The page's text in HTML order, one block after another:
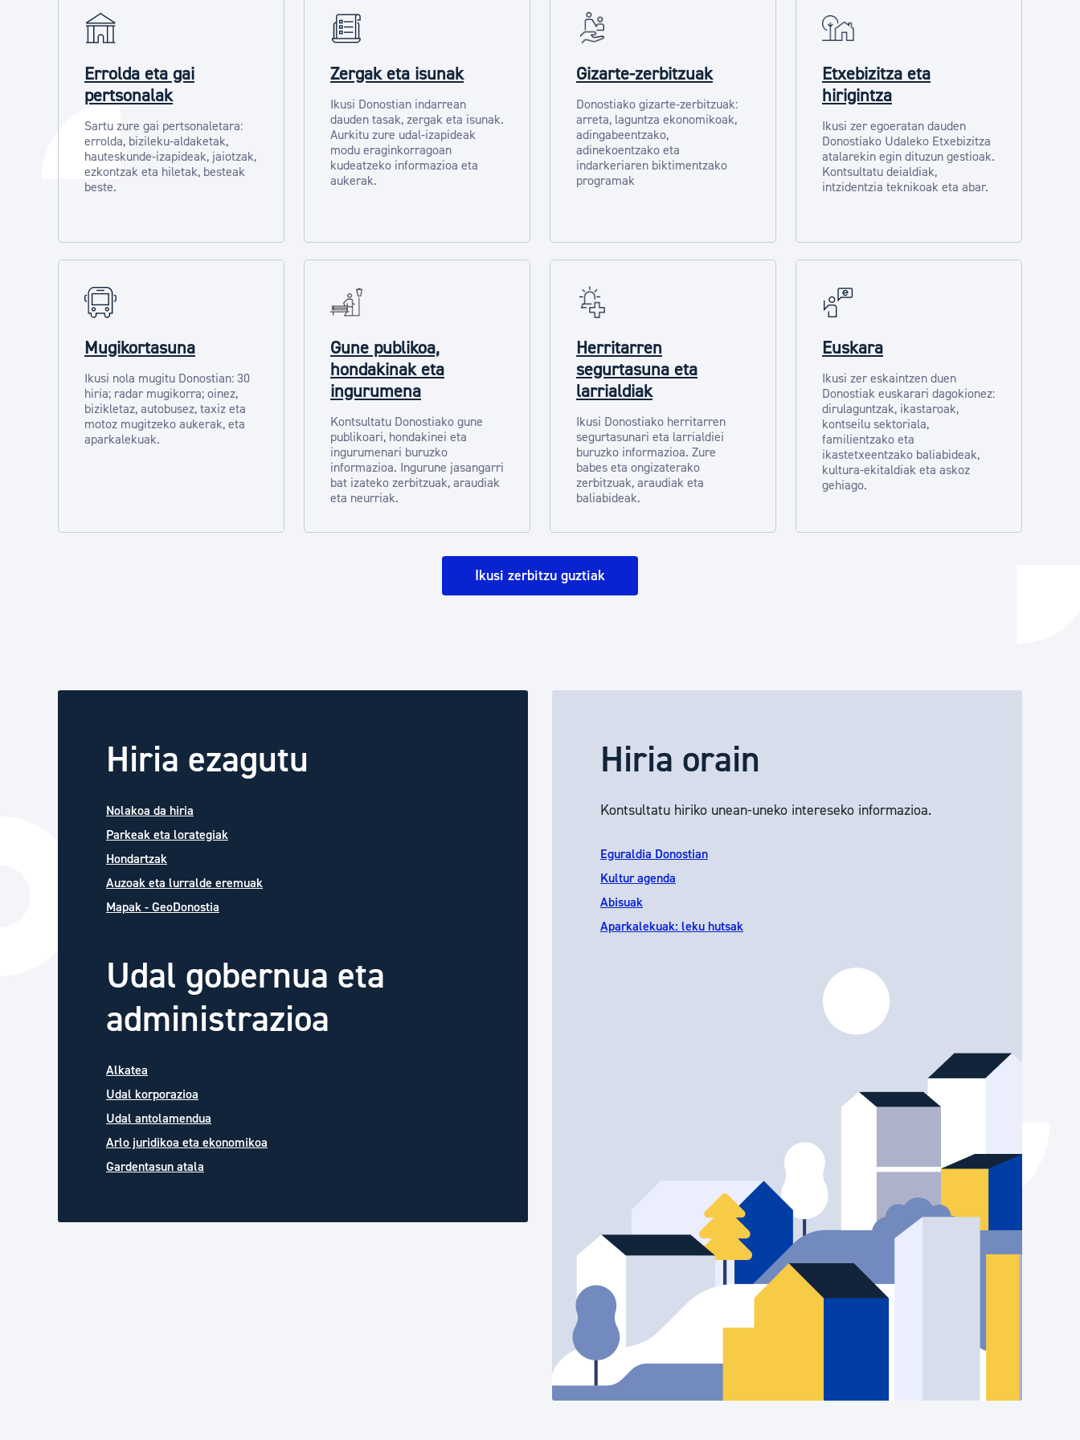
Errolda eta gai
pertsonalak
Sartu zure gai pertsonaletara:
errolda, bizileku-aldaketak,
hauteskunde-izapideak, jaiotzak,
ezkontzak eta hiletak, besteak
beste.
Zergak eta isunak
Ikusi Donostian indarrean
dauden tasak, zergak eta isunak.
Aurkitu zure udal-izapideak
modu eraginkorragoan
kudeatzeko informazioa eta
aukerak.
Gizarte-zerbitzuak
Donostiako gizarte-zerbitzuak:
arreta, laguntza ekonomikoak,
adingabeentzako,
adinekoentzako eta
indarkeriaren biktimentzako
programak
Etxebizitza eta
hirigintza
Ikusi zer egoeratan dauden
Donostiako Udaleko Etxebizitza
atalarekin egin dituzun gestioak.
Kontsultatu deialdiak,
intzidentzia teknikoak eta abar.
Mugikortasuna
Ikusi nola mugitu Donostian: 30
hiria; radar mugikorra; oinez,
bizikletaz, autobusez, taxiz eta
motoz mugitzeko aukerak, eta
aparkalekuak.
Gune publikoa,
hondakinak eta
ingurumena
Kontsultatu Donostiako gune
publikoari, hondakinei eta
ingurumenari buruzko
informazioa. Ingurune jasangarri
bat izateko zerbitzuak, araudiak
eta neurriak.
Herritarren
segurtasuna eta
larrialdiak
Ikusi Donostiako herritarren
segurtasunari eta larrialdiei
buruzko informazioa. Zure
babes eta ongizaterako
zerbitzuak, araudiak eta
baliabideak.
Euskara
Ikusi zer eskaintzen duen
Donostiak euskarari dagokionez:
dirulaguntzak, ikastaroak,
kontseilu sektoriala,
familientzako eta
ikastetxeentzako baliabideak,
kultura-ekitaldiak eta askoz
gehiago.
Ikusi zerbitzu guztiak
Hiria ezagutu
Nolakoa da hiria
Parkeak eta lorategiak
Hondartzak
Auzoak eta lurralde eremuak
Mapak - GeoDonostia
Udal gobernua eta
administrazioa
Alkatea
Udal korporazioa
Udal antolamendua
Arlo juridikoa eta ekonomikoa
Gardentasun atala
Hiria orain
Kontsultatu hiriko unean-uneko intereseko informazioa.
Eguraldia Donostian
Kultur agenda
Abisuak
Aparkalekuak: leku hutsak